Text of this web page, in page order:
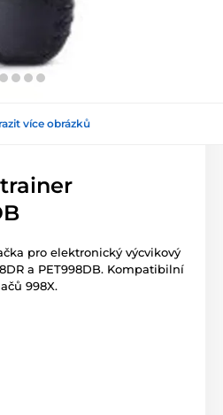
více obrázků
pro elektronický výcvikový
a PET998DB. Kompatibilní
998X.